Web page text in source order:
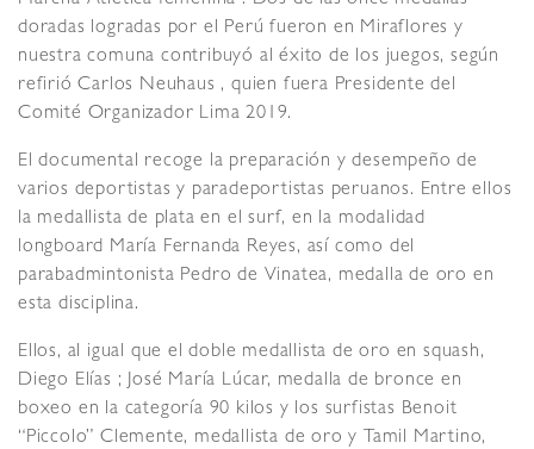
doradas logradas por el Perú fueron en Miraflores y
nuestra comuna contribuyó al éxito de los juegos, según
refirió Carlos Neuhaus , quien fuera Presidente del
Comité Organizador Lima 2019.
El documental recoge la preparación y desempeño de
varios deportistas y paradeportistas peruanos. Entre ellos
la medallista de plata en el surf, en la modalidad
longboard María Fernanda Reyes, así como del
parabadmintonista Pedro de Vinatea, medalla de oro en
esta disciplina.
Ellos, al igual que el doble medallista de oro en squash,
Diego Elías ; José María Lúcar, medalla de bronce en
boxeo en la categoría 90 kilos y los surfistas Benoit
“Piccolo” Clemente, medallista de oro y Tamil Martino,